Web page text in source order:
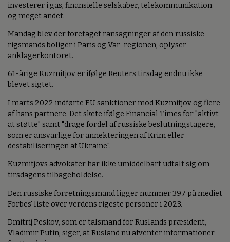
investerer i gas, finansielle selskaber, telekommunikation
og meget andet.
Mandag blev der foretaget ransagninger af den russiske
rigsmands boliger i Paris og Var-regionen, oplyser
anklagerkontoret.
61-årige Kuzmitjov er ifølge Reuters tirsdag endnu ikke
blevet sigtet.
I marts 2022 indførte EU sanktioner mod Kuzmitjov og flere
af hans partnere. Det skete ifølge Financial Times for "aktivt
at støtte" samt "drage fordel af russiske beslutningstagere,
som er ansvarlige for annekteringen af Krim eller
destabiliseringen af Ukraine".
Kuzmitjovs advokater har ikke umiddelbart udtalt sig om
tirsdagens tilbageholdelse.
Den russiske forretningsmand ligger nummer 397 på mediet
Forbes' liste over verdens rigeste personer i 2023.
Dmitrij Peskov, som er talsmand for Ruslands præsident,
Vladimir Putin, siger, at Rusland nu afventer informationer